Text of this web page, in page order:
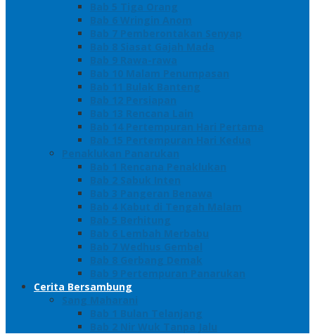
Bab 5 Tiga Orang
Bab 6 Wringin Anom
Bab 7 Pemberontakan Senyap
Bab 8 Siasat Gajah Mada
Bab 9 Rawa-rawa
Bab 10 Malam Penumpasan
Bab 11 Bulak Banteng
Bab 12 Persiapan
Bab 13 Rencana Lain
Bab 14 Pertempuran Hari Pertama
Bab 15 Pertempuran Hari Kedua
Penaklukan Panarukan
Bab 1 Rencana Penaklukan
Bab 2 Sabuk Inten
Bab 3 Pangeran Benawa
Bab 4 Kabut di Tengah Malam
Bab 5 Berhitung
Bab 6 Lembah Merbabu
Bab 7 Wedhus Gembel
Bab 8 Gerbang Demak
Bab 9 Pertempuran Panarukan
Cerita Bersambung
Sang Maharani
Bab 1 Bulan Telanjang
Bab 2 Nir Wuk Tanpa Jalu